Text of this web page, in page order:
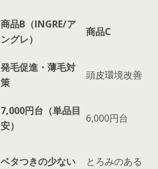
商品B（INGRE/ア
ングレ）
商品C
発毛促進・薄毛対
策
頭皮環境改善
7,000円台（単品目
安）
6,000円台
ベタつきの少ない
とろみのある